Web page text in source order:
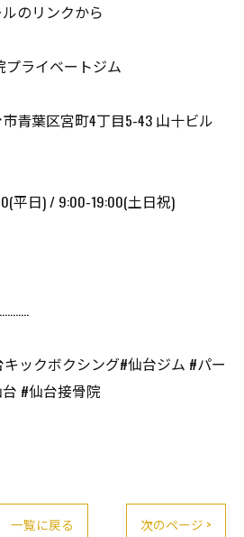
のリンクから
プライベートジム
青葉区宮町4丁目5-43 山十ビル
平日) / 9:00-19:00(土日祝)
ックボクシング#仙台ジム #パー
#仙台接骨院
一覧に戻る 次のページ >